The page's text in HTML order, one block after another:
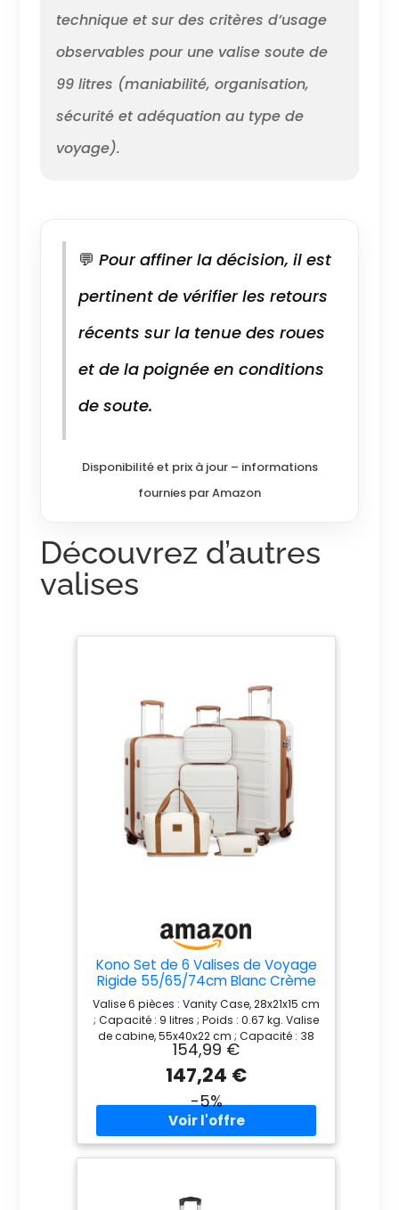
technique et sur des critères d’usage
observables pour une valise soute de
99 litres (maniabilité, organisation,
sécurité et adéquation au type de
voyage).
💬 Pour affiner la décision, il est
pertinent de vérifier les retours
récents sur la tenue des roues
et de la poignée en conditions
de soute.
Disponibilité et prix à jour – informations
fournies par Amazon
Découvrez d’autres
valises
Kono Set de 6 Valises de Voyage
Rigide 55/65/74cm Blanc Crème
Valise 6 pièces : Vanity Case, 28x21x15 cm
; Capacité : 9 litres ; Poids : 0.67 kg. Valise
de cabine, 55x40x22 cm ; Capacité : 38
litres ; Poids : 2.5 kg. Valise moyenne,
65x41x26 cm ; Capacité : 64 litres ; Poids :
3.1 kg. Valise grande, 74x48x30 cm ;
Capacité : 100 litres ; Poids : 4 kg. Sac de
week-end, 40x30x22 cm ; Poids : 0.64 kg.
Trousse de toilette, 22x12x9 cm ; Poids : 0.11
kg. Ce set de 6 valises de voyage répond
roulettes est fabriquée en ABS de haute
154,99 €
147,24 €
-5%